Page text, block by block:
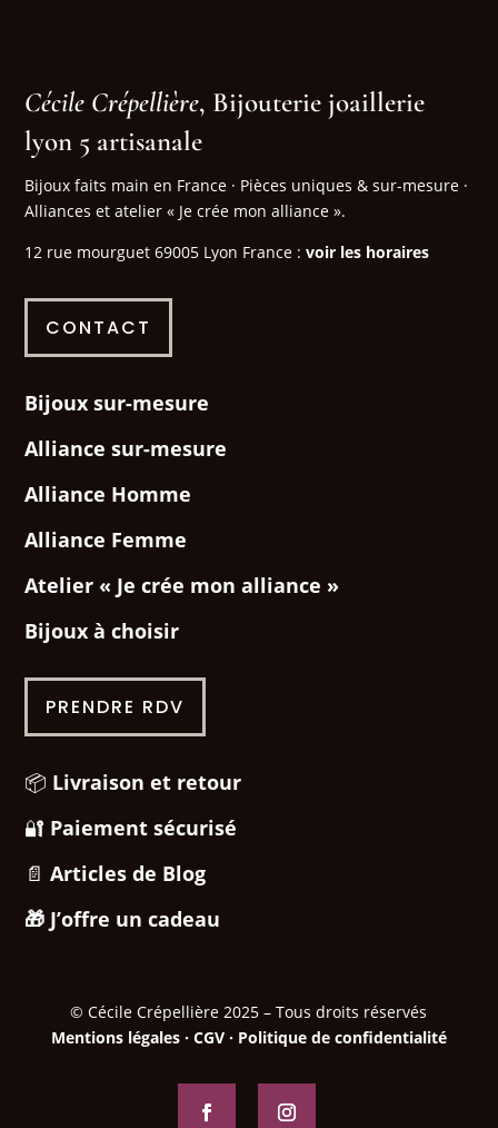
Cécile Crépellière, Bijouterie joaillerie
lyon 5 artisanale
Bijoux faits main en France · Pièces uniques & sur-mesure ·
Alliances et atelier « Je crée mon alliance ».
12 rue mourguet 69005 Lyon France :voir les horaires
CONTACT
Bijoux sur-mesure
Alliance sur-mesure
Alliance Homme
Alliance Femme
Atelier « Je crée mon alliance »
Bijoux à choisir
PRENDRE RDV
📦 Livraison et retour
🔐 Paiement sécurisé
📄Articles de Blog
🎁 J’offre un cadeau
© Cécile Crépellière 2025 – Tous droits réservés
Mentions légales· CGV· Politique de confidentialité